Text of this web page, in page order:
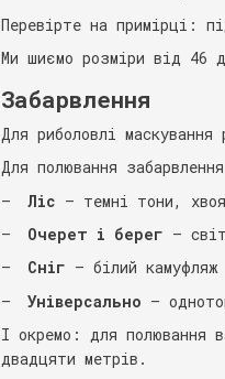
Перевірте на примірці:
Ми шиємо розміри від 46
Забарвлення
Для риболовлі
Для полювання
Ліс — темні тони,
Очерет і берег —
Сніг — білий камуфляж
Універсально —
І окремо: для полювання
двадцяти метрів.